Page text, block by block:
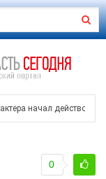
начал
в ночном
0